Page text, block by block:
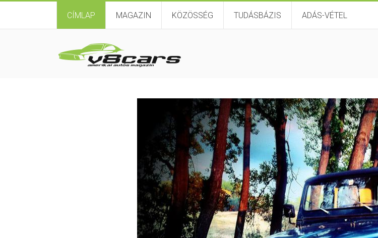
CÍMLAP MAGAZIN KÖZÖSSÉG TUDÁSBÁZIS ADÁS-VÉTEL